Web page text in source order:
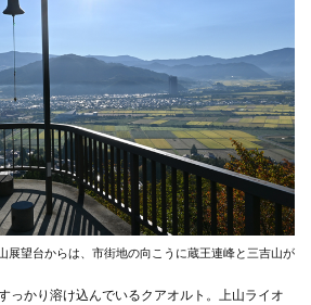
展望台からは、市街地の向こうに蔵王連峰と三吉山が
っかり溶け込んでいるクアオルト。上山ライオ